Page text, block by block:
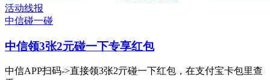
活动线报
中信碰一碰
中信领3张2元碰一下专享红包
中信APP扫码->直接领3张2亓碰一下红包，在支付宝卡包里查